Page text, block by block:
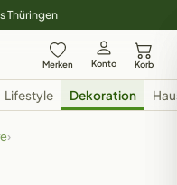
Thüringen
Merken Konto Korb
Lifestyle Dekoration
›